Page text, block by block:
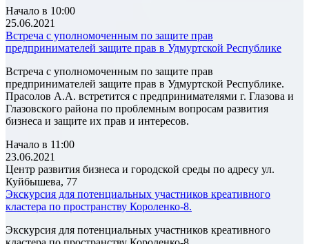
Начало в 10:00
25.06.2021
Встреча с уполномоченным по защите прав
предпринимателей защите прав в Удмуртской Республике
Встреча с уполномоченным по защите прав
предпринимателей защите прав в Удмуртской Республике.
Прасолов А.А. встретится с предпринимателями г. Глазова и
Глазовского района по проблемным вопросам развития
бизнеса и защите их прав и интересов.
Начало в 11:00
23.06.2021
Центр развития бизнеса и городской среды по адресу ул.
Куйбышева, 77
Экскурсия для потенциальных участников креативного
кластера по пространству Короленко-8.
Экскурсия для потенциальных участников креативного